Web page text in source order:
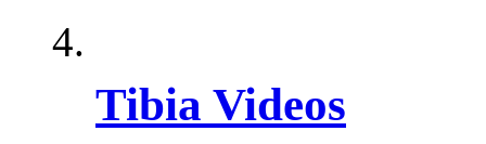
Tibia Videos